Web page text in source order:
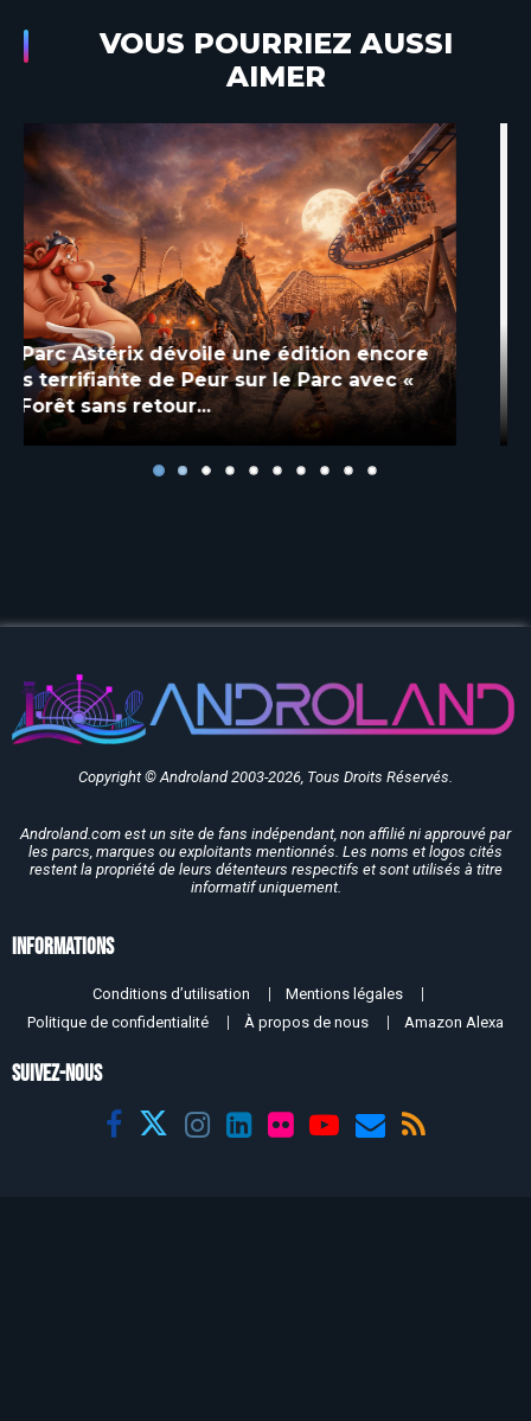
VOUS POURRIEZ AUSSI
AIMER
Le Parc Astérix annonce une toute
nouvelle « Soirée Exclusive » avec DJ Set
et attractions jusqu’à 1h !
Copyright © Androland 2003-2026, Tous Droits Réservés.
Androland.com est un site de fans indépendant, non affilié ni approuvé par
les parcs, marques ou exploitants mentionnés. Les noms et logos cités
restent la propriété de leurs détenteurs respectifs et sont utilisés à titre
informatif uniquement.
Informations
Conditions d’utilisation
Mentions légales
Politique de confidentialité
À propos de nous Amazon Alexa
SUIVEZ-NOUS